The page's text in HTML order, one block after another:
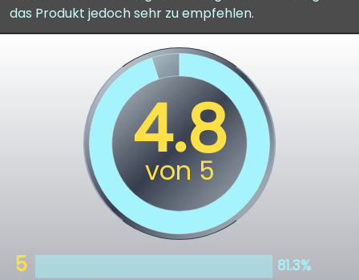
das Produkt jedoch sehr zu empfehlen.